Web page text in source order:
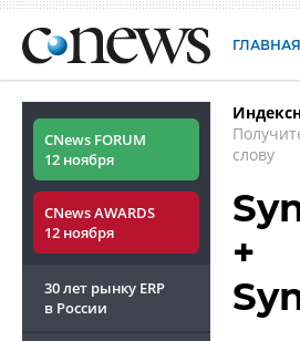
ГЛАВНАЯ
CNews FORUM
12 ноября
CNews AWARDS
12 ноября
30 лет рынку ERP
в России
слову
+